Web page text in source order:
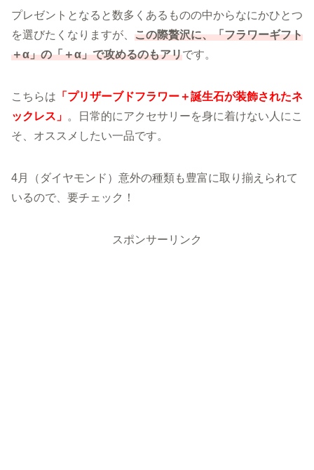
プレゼントとなると数多くあるものの中からなにかひとつ
を選びたくなりますが、 この際贅沢に、「フラワーギフト
＋α」の「＋α」で攻めるのもアリです。
こちらは 「プリザーブドフラワー＋誕生石が装飾されたネ
ックレス」 。日常的にアクセサリーを身に着けない人にこ
そ、オススメしたい一品です。
4月（ダイヤモンド）意外の種類も豊富に取り揃えられて
いるので、要チェック！
スポンサーリンク